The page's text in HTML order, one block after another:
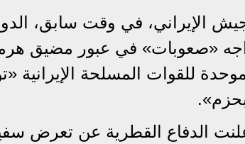
الإيراني، في وقت سابق،
«صعوبات» في عبور مضيق
للقوات المسلحة
الدفاع القطرية عن تعرض